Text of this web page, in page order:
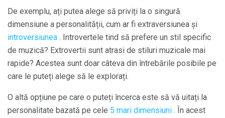
De exemplu, ați putea alege să priviți la o singură
dimensiune a personalității, cum ar fi extraversiunea și
introversiunea . Introvertele tind să prefere un stil specific
de muzică? Extrovertii sunt atrasi de stiluri muzicale mai
rapide? Acestea sunt doar câteva din întrebările posibile pe
care le puteți alege să le explorați.
O altă opțiune pe care o puteți încerca este să vă uitați la
personalitate bazată pe cele 5 mari dimensiuni . În acest